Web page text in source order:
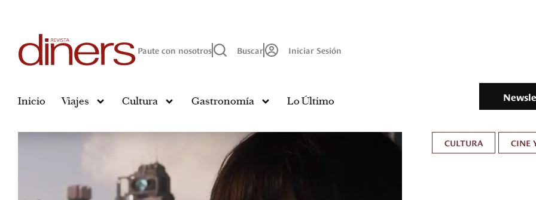
Paute con nosotros Buscar Iniciar Sesión
Inicio Viajes Cultura Gastronomía Lo Último
CULTURA CINE